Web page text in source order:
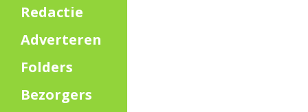
Redactie
Adverteren
Folders
Bezorgers